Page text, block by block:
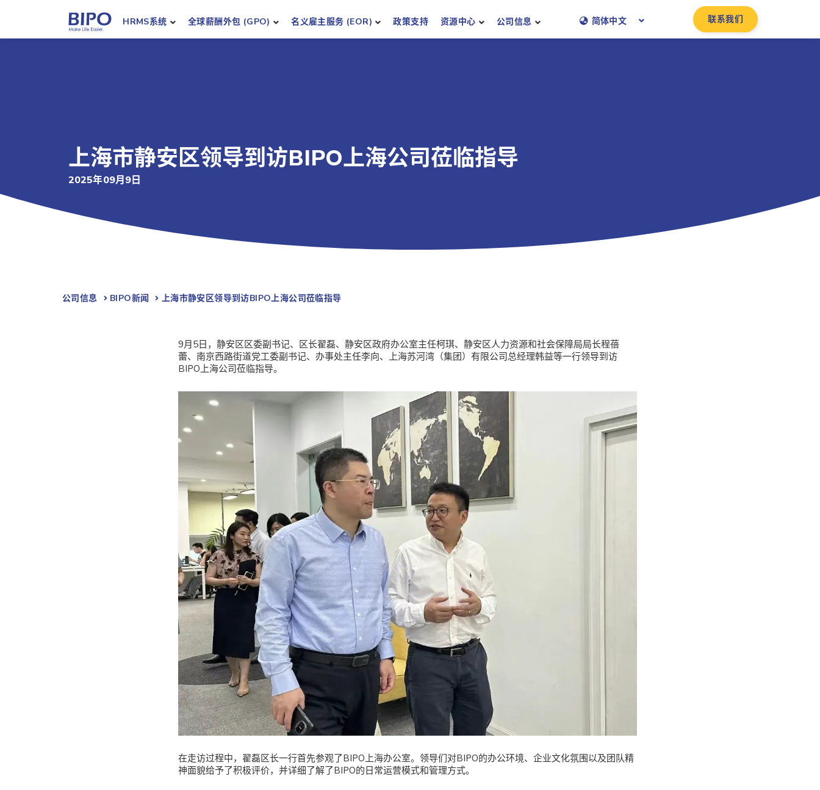
HRMS系统 全球薪酬外包 (GPO) 名义雇主服务 (EOR) 政策支持 资源中心 公司信息 简体中文 联系我们
上海市静安区领导到访BIPO上海公司莅临指导
2025年09月9日
公司信息 BIPO新闻​ 上海市静安区领导到访BIPO上海公司莅临指导
9月5日，静安区区委副书记、区长翟磊、静安区政府办公室主任柯琪、静安区人力资源和社会保障局局长程蓓
蕾、南京西路街道党工委副书记、办事处主任李向、上海苏河湾（集团）有限公司总经理韩益等一行领导到访
BIPO上海公司莅临指导。
在走访过程中，翟磊区长一行首先参观了BIPO上海办公室。领导们对BIPO的办公环境、企业文化氛围以及团队精
神面貌给予了积极评价，并详细了解了BIPO的日常运营模式和管理方式。